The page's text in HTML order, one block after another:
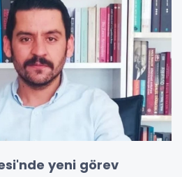
yeni görev